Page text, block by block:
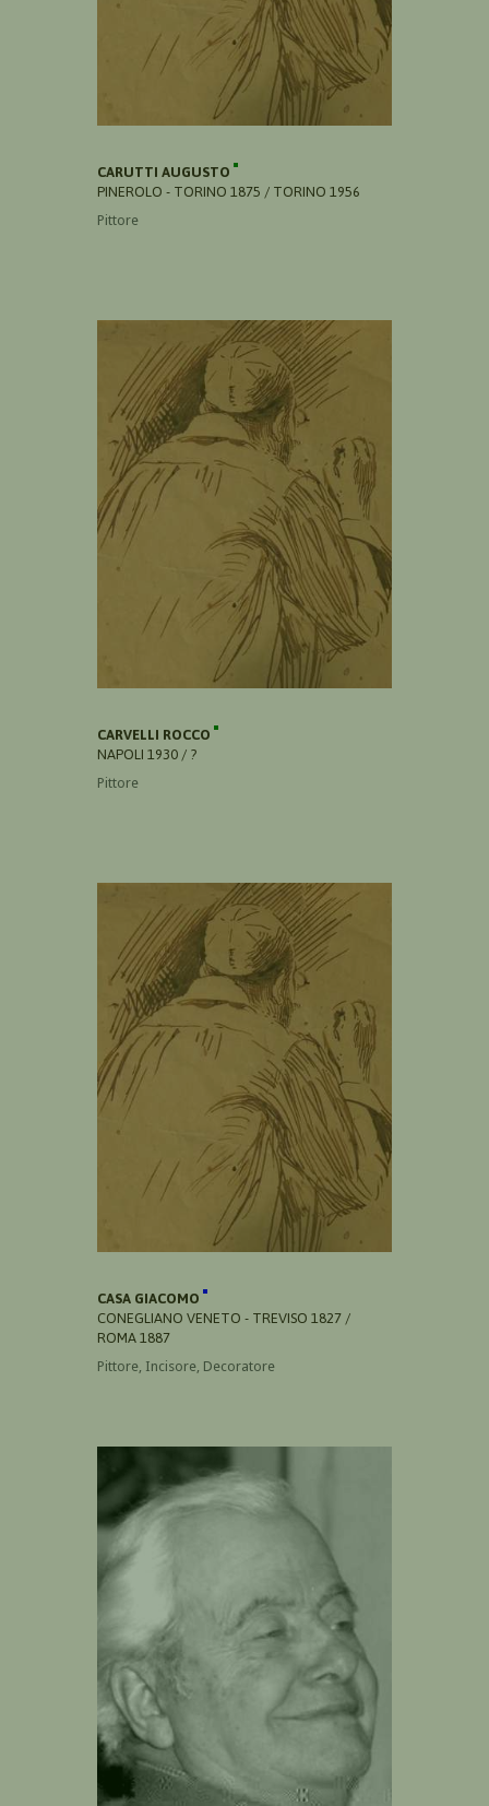
CARUTTI AUGUSTO
PINEROLO - TORINO 1875 / TORINO 1956
Pittore
CARVELLI ROCCO
NAPOLI 1930 / ?
Pittore
CASA GIACOMO
CONEGLIANO VENETO - TREVISO 1827 /
ROMA 1887
Pittore, Incisore, Decoratore